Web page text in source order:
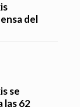
del
se
las 62